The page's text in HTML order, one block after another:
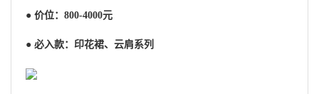
● 价位：800-4000元
● 必入款：印花裙、云肩系列